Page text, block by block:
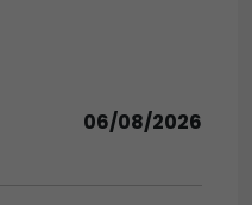
06/08/2026